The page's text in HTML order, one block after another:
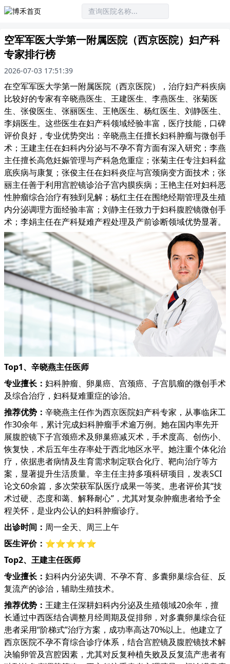
空军军医大学第一附属医院（西京医院）妇产科
专家排行榜
2026-07-03 17:51:39
在空军军医大学第一附属医院（西京医院），治疗妇产科疾病
比较好的专家有辛晓燕医生、王建医生、李燕医生、张菊医
生、张俊医生、张丽医生、王艳医生、杨红医生、刘静医生、
李娟医生。这些医生在妇产科领域经验丰富，医疗技能，口碑
评价良好，专业优势突出：辛晓燕主任擅长妇科肿瘤与微创手
术；王建主任在妇科内分泌与不孕不育方面有深入研究；李燕
主任擅长高危妊娠管理与产科急危重症；张菊主任专注妇科盆
底疾病与康复；张俊主任在妇科炎症与宫颈病变方面技术；张
丽主任善于利用宫腔镜诊治子宫内膜疾病；王艳主任对妇科恶
性肿瘤综合治疗有独到见解；杨红主任在围绝经期管理及生殖
内分泌调理方面经验丰富；刘静主任致力于妇科腹腔镜微创手
术；李娟主任在产科疑难产程处理及产前诊断领域优势显著。
Top1、辛晓燕主任医师
专业擅长： 妇科肿瘤、卵巢癌、宫颈癌、子宫肌瘤的微创手术
及综合治疗，妇科疑难重症的诊治。
推荐优势： 辛晓燕主任作为西京医院妇产科专家，从事临床工
作30余年，累计完成妇科肿瘤手术逾万例。她在国内率先开
展腹腔镜下子宫颈癌术及卵巢癌减灭术，手术度高、创伤小、
恢复快，术后五年生存率处于西北地区水平。她注重个体化治
疗，依据患者病情及生育需求制定联合化疗、靶向治疗等方
案，显著提升生活质量。辛主任主持多项科研项目，发表SCI
论文60余篇，多次荣获军队医疗成果一等奖。患者评价其“技
术过硬、态度和蔼、解释耐心”，尤其对复杂肿瘤患者给予全
程关怀，是业内公认的妇科肿瘤诊疗。
出诊时间： 周一全天、周三上午
医生评价： ⭐⭐⭐⭐⭐
Top2、王建主任医师
专业擅长： 妇科内分泌失调、不孕不育、多囊卵巢综合征、反
复流产的诊治，辅助生殖技术。
推荐优势： 王建主任深耕妇科内分泌及生殖领域20余年，擅
长通过中西医结合调整月经周期及促排卵，对多囊卵巢综合征
患者采用“阶梯式”治疗方案，成功率高达70%以上。他建立了
西京医院不孕不育综合诊疗体系，结合宫腔镜及腹腔镜技术解
决输卵管及宫腔因素，尤其对反复种植失败及反复流产患者有